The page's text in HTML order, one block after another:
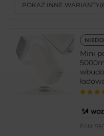
POKAŻ INNE WARIANTY(
Mini
EAN: